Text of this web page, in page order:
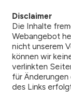
Disclaimer
Die Inhalte
Webangebot
nicht unserem
können wir
verlinkten
für
des Links